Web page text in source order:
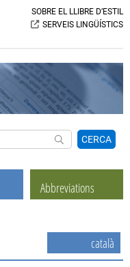
SOBRE EL LLIBRE D’ESTIL
SERVEIS LINGÜÍSTICS
CERCA
Abbreviations
català